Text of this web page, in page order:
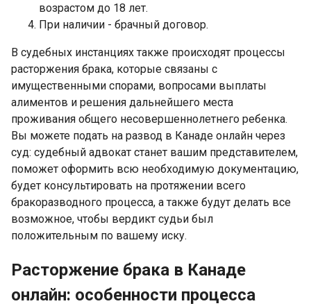
возрастом до 18 лет.
При наличии - брачный договор.
В судебных инстанциях также происходят процессы
расторжения брака, которые связаны с
имущественными спорами, вопросами выплаты
алиментов и решения дальнейшего места
проживания общего несовершеннолетнего ребенка.
Вы можете подать на развод в Канаде онлайн через
суд: судебный адвокат станет вашим представителем,
поможет оформить всю необходимую документацию,
будет консультировать на протяжении всего
бракоразводного процесса, а также будут делать все
возможное, чтобы вердикт судьи был
положительным по вашему иску.
Расторжение брака в Канаде
онлайн: особенности процесса